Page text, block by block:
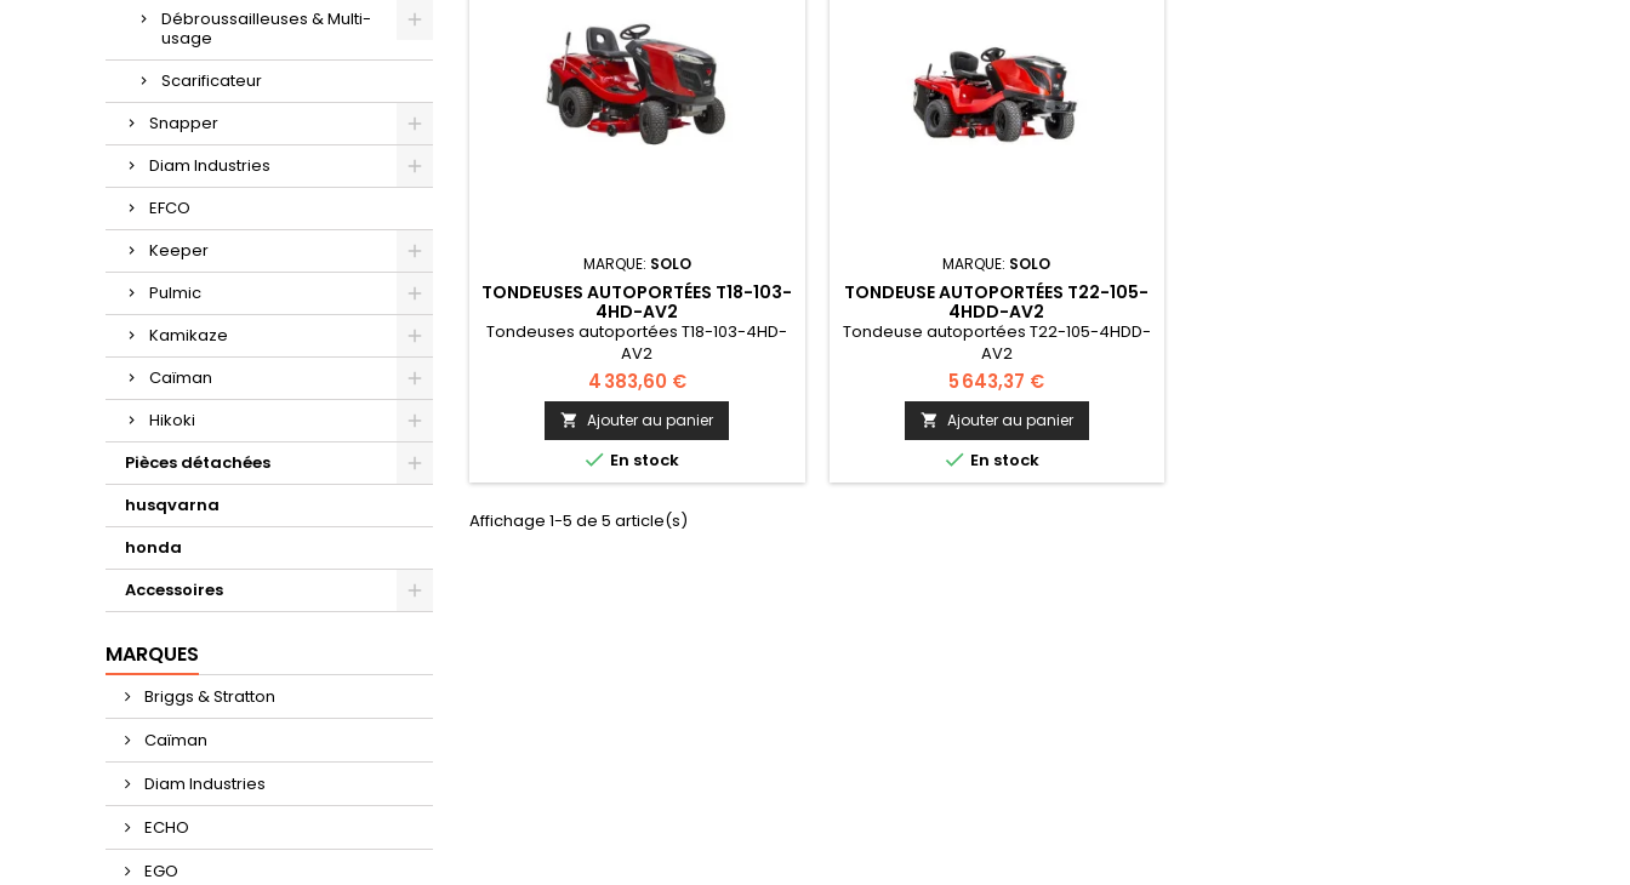
Débroussailleuses & Multi-
usage
Scarificateur
Snapper
Diam Industries
EFCO
Keeper
Pulmic
Kamikaze
Caïman
Hikoki
Pièces détachées
husqvarna
honda
Accessoires
MARQUES
Briggs & Stratton
Caïman
Diam Industries
ECHO
EGO
MARQUE: SOLO
TONDEUSES AUTOPORTÉES T18-103-
4HD-AV2
Tondeuses autoportées T18-103-4HD-
AV2
4 383,60 €
 Ajouter au panier
 En stock
MARQUE: SOLO
TONDEUSE AUTOPORTÉES T22-105-
4HDD-AV2
Tondeuse autoportées T22-105-4HDD-
AV2
5 643,37 €
 Ajouter au panier
 En stock
Affichage 1-5 de 5 article(s)